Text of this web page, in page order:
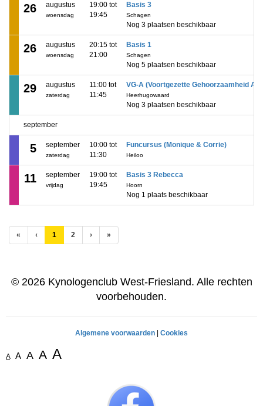
26 augustus
woensdag
19:00 tot
19:45
Basis 3
Schagen
Nog 3 plaatsen beschikbaar
26 augustus
woensdag
20:15 tot
21:00
Basis 1
Schagen
Nog 5 plaatsen beschikbaar
29 augustus
zaterdag
11:00 tot
11:45
VG-A (Voortgezette Gehoorzaamheid A)
Heerhugowaard
Nog 3 plaatsen beschikbaar
september
5 september
zaterdag
10:00 tot
11:30
Funcursus (Monique & Corrie)
Heiloo
11 september
vrijdag
19:00 tot
19:45
Basis 3 Rebecca
Hoorn
Nog 1 plaats beschikbaar
« ‹ 1 (huidige)
2 › »
© 2026 Kynologenclub West-Friesland. Alle rechten
voorbehouden.
Algemene voorwaarden Cookies
A A A A A